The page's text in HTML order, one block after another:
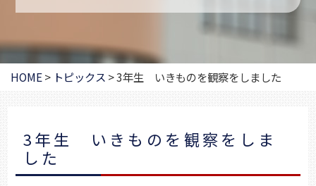
ッ
プHOME> トピックス >3年生 いきものを観察をしました
3年生 いきものを観察をしま
した